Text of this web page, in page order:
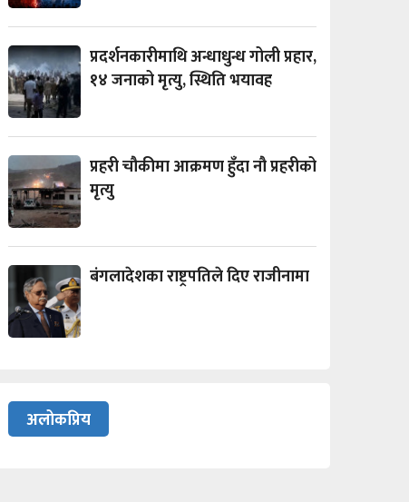
प्रदर्शनकारीमाथि अन्धाधुन्ध गोली प्रहार,
१४ जनाको मृत्यु, स्थिति भयावह
प्रहरी चौकीमा आक्रमण हुँदा नौ प्रहरीको
मृत्यु
बंगलादेशका राष्ट्रपतिले दिए राजीनामा
अलोकप्रिय